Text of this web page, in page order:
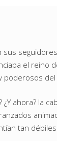
sus
el reino
poderosos
ahora? la
tan